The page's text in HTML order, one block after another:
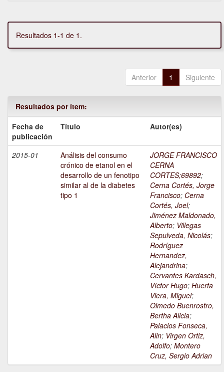
Resultados 1-1 de 1.
Anterior 1 Siguiente
Resultados por ítem:
Fecha de
publicación
Título Autor(es)
2015-01
Análisis del consumo
crónico de etanol en el
desarrollo de un fenotipo
similar al de la diabetes
tipo 1
JORGE FRANCISCO
CERNA
CORTES;69892;
Cerna Cortés, Jorge
Francisco; Cerna
Cortés, Joel;
Jiménez Maldonado,
Alberto; Villegas
Sepulveda, Nicolás;
Rodríguez
Hernandez,
Alejandrina;
Cervantes Kardasch,
Víctor Hugo; Huerta
Viera, Miguel;
Olmedo Buenrostro,
Bertha Alicia;
Palacios Fonseca,
Alin; Virgen Ortiz,
Adolfo; Montero
Cruz, Sergio Adrian